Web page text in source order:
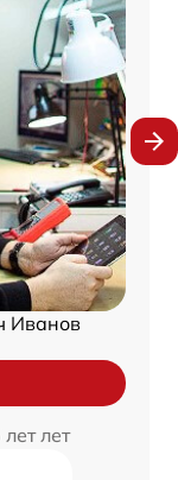
Иванов
лет лет